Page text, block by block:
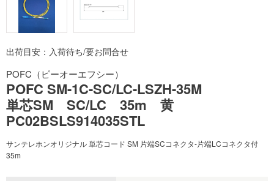
出荷目安：入荷待ち/要お問合せ
POFC（ピーオーエフシー）
POFC SM-1C-SC/LC-LSZH-35M
単芯SM SC/LC 35m 黄
PC02BSLS914035STL
サンテレホンオリジナル 単芯コード SM 片端SCコネクタ-片端LCコネクタ付
35m